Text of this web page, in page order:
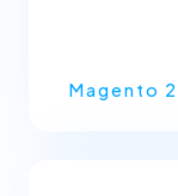
Magento 2